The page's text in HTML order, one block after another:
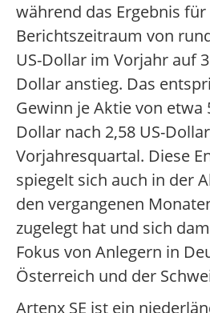
während das Ergebnis für
Berichtszeitraum von
US-Dollar im Vorjahr auf
Dollar anstieg. Das
Gewinn je Aktie von etwa
Dollar nach 2,58 US-
Vorjahresquartal. Diese
spiegelt sich auch in der
den vergangenen
zugelegt hat und sich
Fokus von Anlegern in
Österreich und der
Artenx SE ist ein